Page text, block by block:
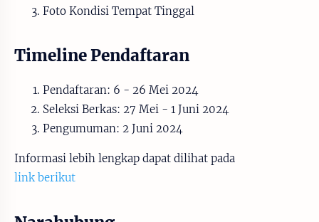
Foto Kondisi Tempat Tinggal
Timeline Pendaftaran
Pendaftaran: 6 - 26 Mei 2024
Seleksi Berkas: 27 Mei - 1 Juni 2024
Pengumuman: 2 Juni 2024
Informasi lebih lengkap dapat dilihat pada
link berikut